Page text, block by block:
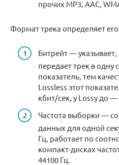
прочих MP3, AAC,
Формат трека определяет
Битрейт —
передает трек в одну
показатель, тем
Lossless этот
кбит/сек, у Lossy до —
Частота выборки —
данных для одной
Гц, работает по
компакт-дисках
44100 Гц.